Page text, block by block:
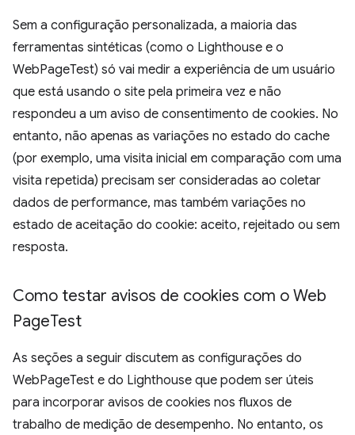
Sem a configuração personalizada, a maioria das
ferramentas sintéticas (como o Lighthouse e o
WebPageTest) só vai medir a experiência de um usuário
que está usando o site pela primeira vez e não
respondeu a um aviso de consentimento de cookies. No
entanto, não apenas as variações no estado do cache
(por exemplo, uma visita inicial em comparação com uma
visita repetida) precisam ser consideradas ao coletar
dados de performance, mas também variações no
estado de aceitação do cookie: aceito, rejeitado ou sem
resposta.
Como testar avisos de cookies com o Web
PageTest
As seções a seguir discutem as configurações do
WebPageTest e do Lighthouse que podem ser úteis
para incorporar avisos de cookies nos fluxos de
trabalho de medição de desempenho. No entanto, os